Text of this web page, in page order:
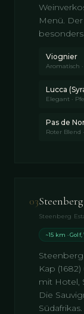
Menü.
Viognier
Aromatisch
Lucca
Elegant ·
Pas de
Roter Blend
03
Steenberg
~15 km ·
Kap
mit Hotel,
Die